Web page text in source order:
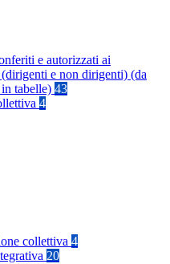
e autorizzati ai
e non dirigenti) (da
tabelle) 43
4
collettiva 4
20